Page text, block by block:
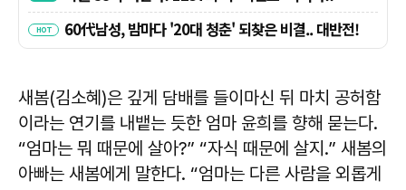
새봄(김소혜)은 깊게 담배를 들이마신 뒤 마치 공허함
이라는 연기를 내뱉는 듯한 엄마 윤희를 향해 묻는다.
“엄마는 뭐 때문에 살아?” “자식 때문에 살지.” 새봄의
아빠는 새봄에게 말한다. “엄마는 다른 사람을 외롭게